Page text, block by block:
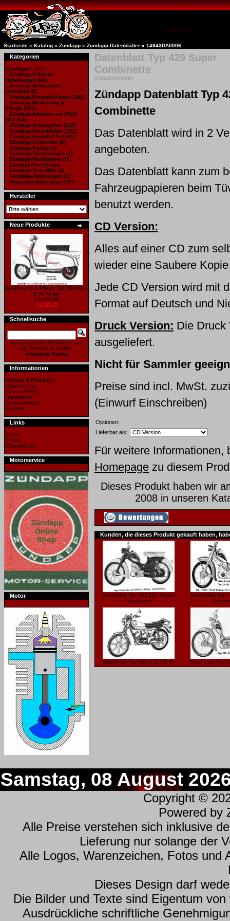
Startseite » Katalog » Zündapp » Zündapp-Datenblätter » 14943DA0006
Kategorien
Zündapp-> (903)
Zündapp-Original-
Anleitungen (66)
Zündapp-Gebrauchte
Anleitung (8)
Zündapp-Ersatzteillisten (186)
Zündapp-Bedienung &
Pflege (151)
Zündapp-Arbeiten am 2Takt
Mot (64)
Zündapp-Schaltpläne (125)
Zündapp-Datenblätter (181)
Zündapp-Komplett Set (61)
Zündapp-Gutachten (6)
Zündapp-Tuning (1)
Zündapp-Zündanlagen (1)
Zündapp-Richtzeiten (47)
Zündapp-Preislisten
Zündapp-Teile NEU (1)
Sonstige-Anleitungen (2)
Reparatur-Anleitungen (3)
Hersteller
Neue Produkte
Bedienung & Pflege Typ 561-003
R 50 Roller
10,71EUR
8,03EUR
Schnellsuche
Verwenden Sie Stichworte, um
ein Produkt zu finden.
erweiterte Suche
Informationen
Wideruf & Rückgabe
Datenschutz
Unsere AGB's
Impressum
Versandkosten
Kontakt
Links
Chat
Forum
Gaestebuch
Motorservice
Motor
Datenblatt Typ 429 Super
Combinette
[14943DA0006]
Zündapp Datenblatt Typ
Combinette
Das Datenblatt wird in 2
angeboten.
Das Datenblatt kann zum
Fahrzeugpapieren beim
benutzt werden.
CD Version:
Alles auf einer CD zum
wieder eine Saubere
Jede CD Version wird mit
Format auf Deutsch und
Druck Version: Die Druck
ausgeliefert.
Nicht für Sammler
Preise sind incl. MwSt.
(Einwurf Einschreiben)
Optionen:
Lieferbar als:
Für weitere Informationen,
Homepage zu diesem
Dieses Produkt haben wir
2008 in unseren
Kunden, die dieses Produkt gekauft haben,
Datenblatt Typ 433-151 Super-
Combinette
Datenblatt Typ
Datenblatt Typ 448-310 CS 50 Datenblatt Typ
Samstag, 08 August
Copyright ©
Powered by
Alle Preise verstehen sich inklusive
Lieferung nur solange der
Alle Logos, Warenzeichen, Fotos und
Dieses Design darf
Die Bilder und Texte sind Eigentum
Ausdrückliche schriftliche